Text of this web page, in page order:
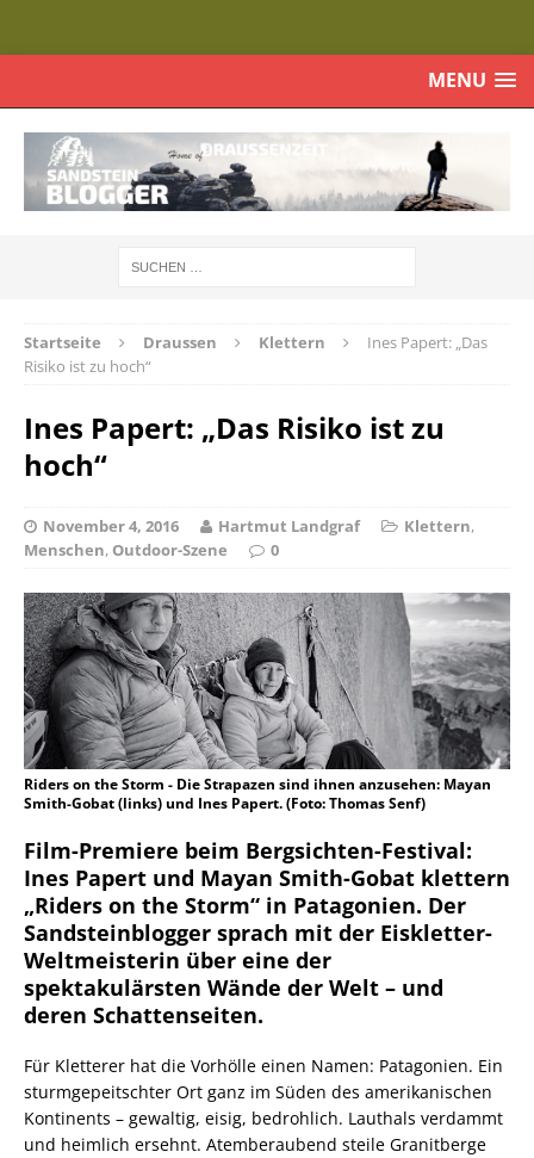
MENU
Startseite Draussen Klettern
Ines Papert: „Das
Risiko ist zu hoch“
Ines Papert: „Das Risiko ist zu
hoch“
November 4, 2016 Hartmut Landgraf Klettern,
Menschen,Outdoor-Szene 0
Riders on the Storm - Die Strapazen sind ihnen anzusehen: Mayan
Smith-Gobat (links) und Ines Papert. (Foto: Thomas Senf)
Film-Premiere beim Bergsichten-Festival:
Ines Papert und Mayan Smith-Gobat klettern
„Riders on the Storm“ in Patagonien. Der
Sandsteinblogger sprach mit der Eiskletter-
Weltmeisterin über eine der
spektakulärsten Wände der Welt – und
deren Schattenseiten.
Für Kletterer hat die Vorhölle einen Namen: Patagonien. Ein
sturmgepeitschter Ort ganz im Süden des amerikanischen
Kontinents – gewaltig, eisig, bedrohlich. Lauthals verdammt
und heimlich ersehnt. Atemberaubend steile Granitberge